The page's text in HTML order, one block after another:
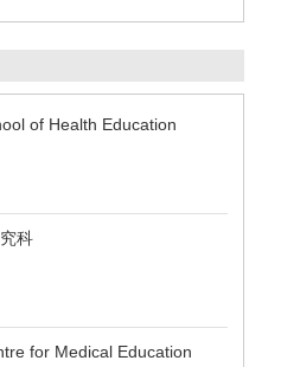
of Health Education
科
for Medical Education